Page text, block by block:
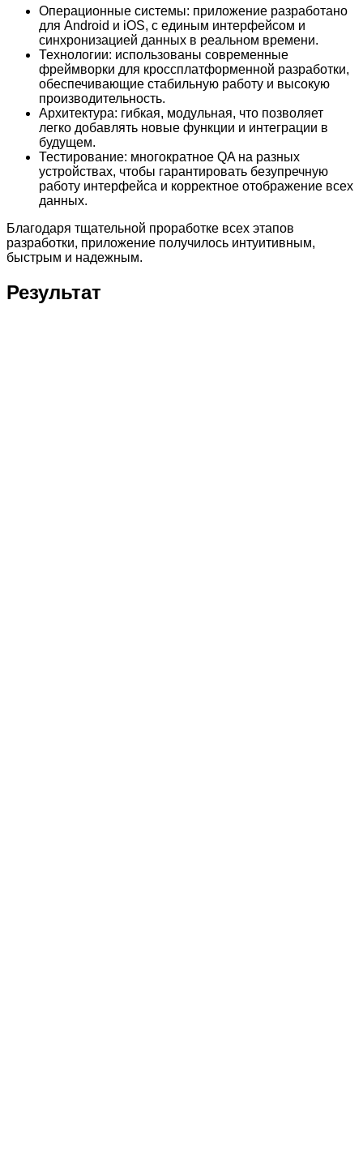
Операционные системы: приложение разработано
для Android и iOS, с единым интерфейсом и
синхронизацией данных в реальном времени.
Технологии: использованы современные
фреймворки для кроссплатформенной разработки,
обеспечивающие стабильную работу и высокую
производительность.
Архитектура: гибкая, модульная, что позволяет
легко добавлять новые функции и интеграции в
будущем.
Тестирование: многократное QA на разных
устройствах, чтобы гарантировать безупречную
работу интерфейса и корректное отображение всех
данных.
Благодаря тщательной проработке всех этапов
разработки, приложение получилось интуитивным,
быстрым и надежным.
Результат